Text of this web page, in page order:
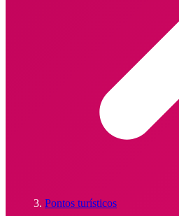
Pontos turísticos